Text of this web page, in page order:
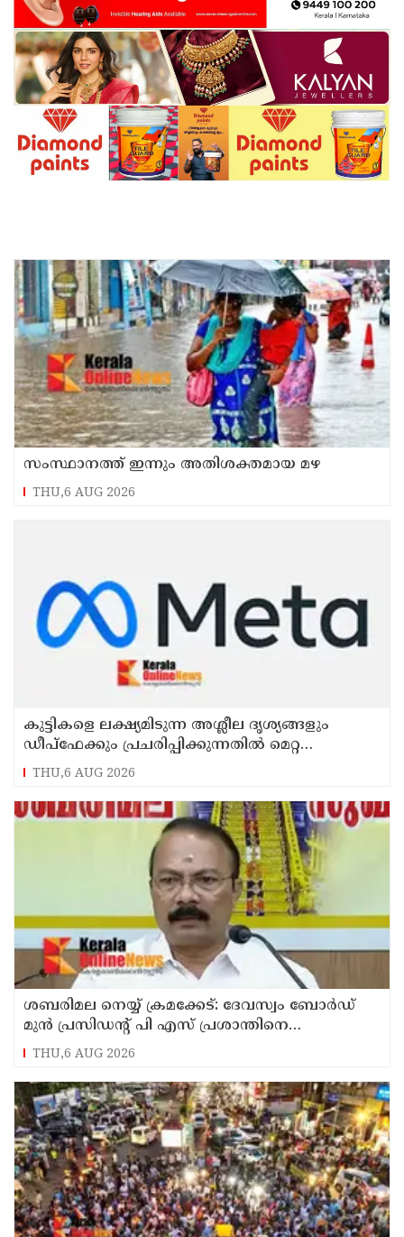
സംസ്ഥാനത്ത് ഇന്നും അതിശക്തമായ മഴ
THU,6 AUG 2026
കുട്ടികളെ ലക്ഷ്യമിടുന്ന അശ്ലീല ദൃശ്യങ്ങളും
ഡീപ്ഫേക്കും പ്രചരിപ്പിക്കുന്നതില്‍ മെറ്റ
കേന്ദ്രത്തോട് മാപ്പ് പറഞ്ഞു
THU,6 AUG 2026
ശബരിമല നെയ്യ് ക്രമക്കേട്: ദേവസ്വം ബോര്‍ഡ്
മുന്‍ പ്രസിഡന്റ് പി എസ് പ്രശാന്തിനെ
പ്രതിയാക്കും: ദേവസ്വം വിജിലന്‍സ്
THU,6 AUG 2026